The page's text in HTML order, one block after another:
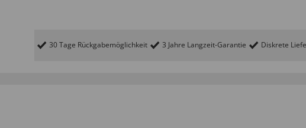
30 Tage Rückgabemöglichkeit 3 Jahre Langzeit-Garantie Diskrete